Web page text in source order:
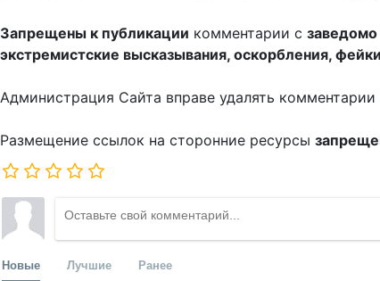
Запрещены к публикации комментарии с
экстремистские высказывания, оскорбления,
Администрация Сайта вправе удалять
Размещение ссылок на сторонние ресурсы
Новые Лучшие Ранее